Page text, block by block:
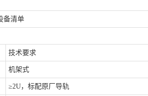
备清单
技术要求
机架式
≥2U，标配原厂导轨